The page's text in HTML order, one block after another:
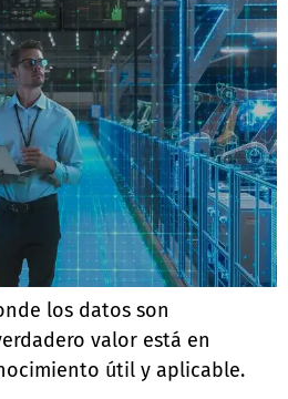
los datos son
valor está en
útil y aplicable.